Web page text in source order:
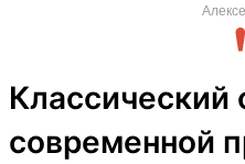
Классический
современной